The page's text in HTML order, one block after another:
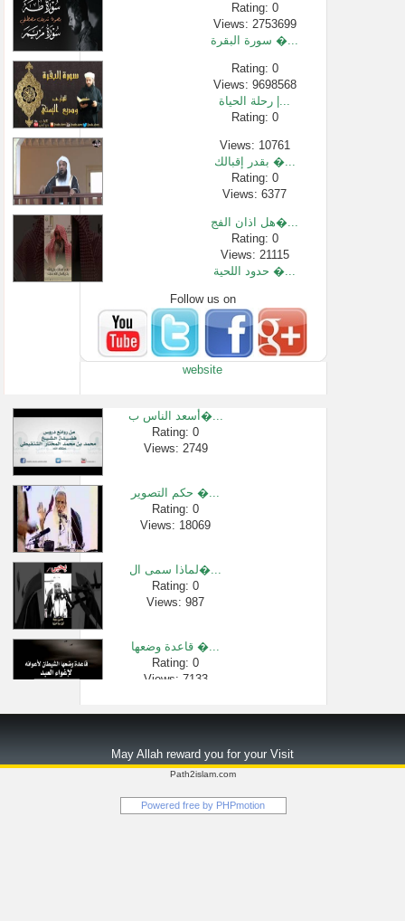
Rating: 0
Views: 2753699
سورة البقرة �...
Rating: 0
Views: 9698568
رحلة الحياة |...
Rating: 0
Views: 10761
بقدر إقبالك �...
Rating: 0
Views: 6377
هل اذان الفج�...
Rating: 0
Views: 21115
حدود اللحية �...
Rating: 0
Views: 4175
حاولْتُ التّ...
Rating: 0
Follow us on
website
أسعد الناس ب�...
Rating: 0
Views: 2749
حكم التصوير �...
Rating: 0
Views: 18069
لماذا سمى ال�...
Rating: 0
Views: 987
قاعدة وضعها �...
Rating: 0
Views: 7133
Views: 2305
ثناء الشيخ م�...
Rating: 0
May Allah reward you for your Visit
Path2islam.com
Powered free by PHPmotion